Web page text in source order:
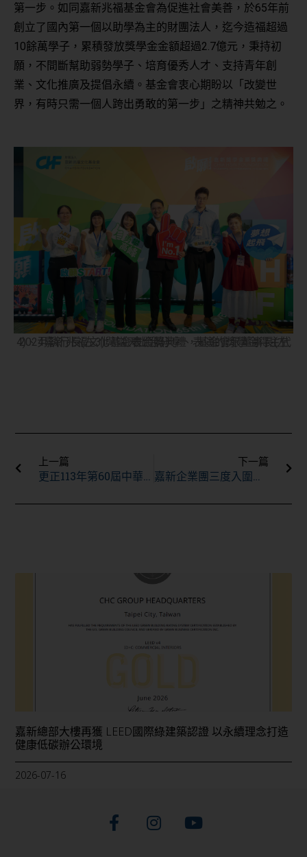
第一步。如同嘉新兆福基金會為促進社會美善，於65年前
創立了國內第一個以助學為主的財團法人，迄今造福超過
10餘萬學子，累積發放獎學金金額超過2.7億元，秉持初
願，不間斷幫助弱勢學子、培育優秀人才、支持青年創
業、文化推廣及提倡永續。基金會衷心期盼以「改變世
界，有時只需一個人跨出勇敢的第一步」之精神共勉之。
2024嘉新兆福文化基金會頒獎典禮，基金會張董事長(左4)、尹執行長(左3)與當天上台分享、表演的獎學金得主代表合照。
上一篇
更正113年第60屆中華嘉新體育獎學金得獎名單
下一篇
嘉新企業團三度入圍天下永續小巨人名次再前進，並入選天下人才永續100強！
嘉新總部大樓再獲 LEED國際綠建築認證 以永續理念打造
健康低碳辦公環境
2026-07-16
F
a
I
n
Y
o